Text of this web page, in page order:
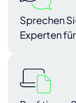
Sprechen
Experten